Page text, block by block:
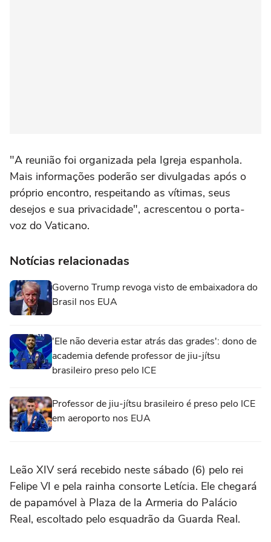
"A reunião foi organizada pela Igreja espanhola.
Mais informações poderão ser divulgadas após o
próprio encontro, respeitando as vítimas, seus
desejos e sua privacidade", acrescentou o porta-
voz do Vaticano.
Notícias relacionadas
Governo Trump revoga visto de embaixadora do
Brasil nos EUA
'Ele não deveria estar atrás das grades': dono de
academia defende professor de jiu-jítsu
brasileiro preso pelo ICE
Professor de jiu-jítsu brasileiro é preso pelo ICE
em aeroporto nos EUA
Leão XIV será recebido neste sábado (6) pelo rei
Felipe VI e pela rainha consorte Letícia. Ele chegará
de papamóvel à Plaza de la Armeria do Palácio
Real, escoltado pelo esquadrão da Guarda Real.